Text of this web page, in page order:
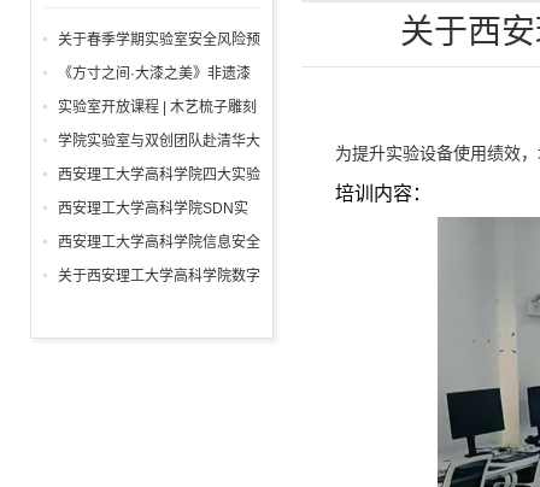
关于西
为提升实验设备使用绩效
培训内容：
关于春季学期实验室安全风险预
警及工作提示
《方寸之间·大漆之美》非遗漆
扇体验课报名通知
实验室开放课程 | 木艺梳子雕刻
体验
学院实验室与双创团队赴清华大
学参观调研
西安理工大学高科学院四大实验
室培训收官，赋能师生技术提升
西安理工大学高科学院SDN实
验室技术培训
西安理工大学高科学院信息安全
实验室技术培训
关于西安理工大学高科学院数字
知